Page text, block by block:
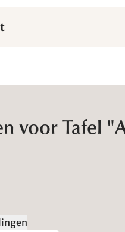
voor Tafel